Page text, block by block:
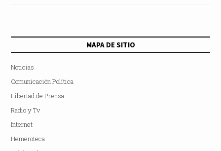
MAPA DE SITIO
Noticias
Comunicación Política
Libertad de Prensa
Radio y Tv
Internet
Hemeroteca